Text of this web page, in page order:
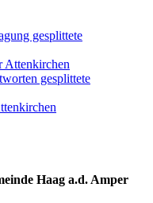
gesplittete
Attenkirchen
gesplittete
Haag a.d. Amper